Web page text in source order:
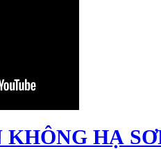
KHÔNG HẠ